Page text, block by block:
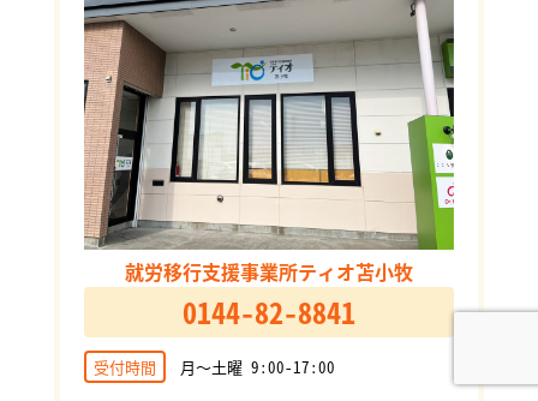
就労移行支援事業所ティオ苫小牧
0144-82-8841
受付時間 月～土曜 9:00-17:00